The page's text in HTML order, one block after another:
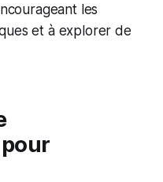
les
et à explorer de